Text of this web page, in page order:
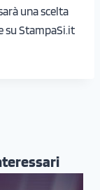
una scelta
su StampaSi.it